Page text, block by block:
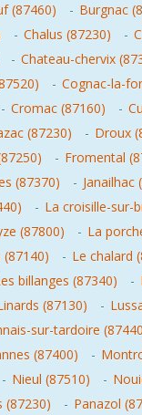
(87460) - Burgnac
- Chalus (87230) -
- Chateau-chervix
- Cognac-la-
- Cromac (87160) -
(87230) - Droux
- Fromental
(87370)
- Janailhac
- La croisille-sur-
(87800) - La
(87140) - Le chalard
billanges (87340) -
(87130) -
sur-tardoire
(87400) -
- Nieul (87510) -
(87230) - Panazol